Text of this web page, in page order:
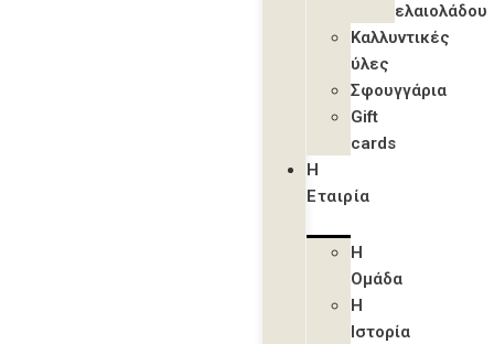
ελαιολάδου
Καλλυντικές
ύλες
Σφουγγάρια
Gift
cards
Η
Εταιρία
Η
Ομάδα
Η
Ιστορία